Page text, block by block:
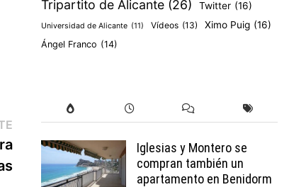
Entrada
siguiente:
Tripartito de Alicante (26) Twitter (16)
Universidad de Alicante (11) Vídeos (13) Ximo Puig (16)
Ángel Franco (14)
Iglesias y Montero se
compran también un
apartamento en Benidorm